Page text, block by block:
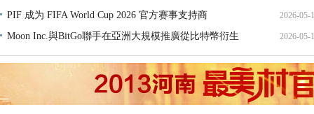
PIF 成为 FIFA World Cup 2026 官方赛事支持商 2026-05-
Moon Inc.與BitGo聯手在亞洲大規模推廣從比特幣衍生 2026-05-